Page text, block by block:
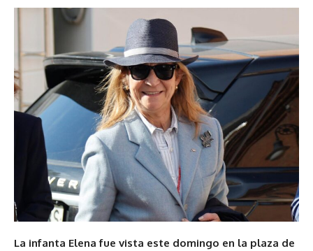
La infanta Elena fue vista este domingo en la plaza de